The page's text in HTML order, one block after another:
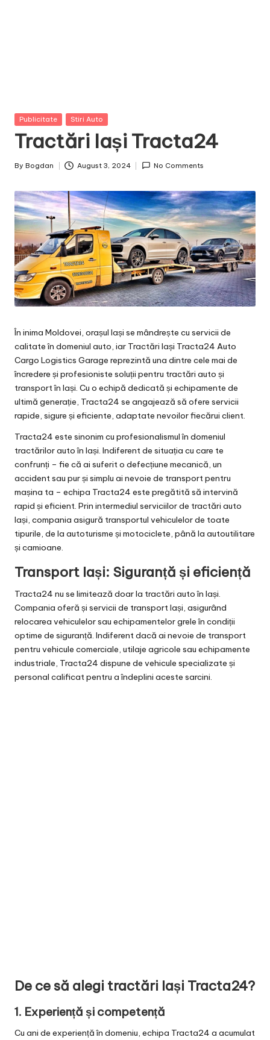
Posted
Publicitate Stiri Auto
Tractări Iași Tracta24
Posted
By Bogdan August 3, 2024 No Comments
În inima Moldovei, orașul Iași se mândrește cu servicii de
calitate în domeniul auto, iar Tractări Iași Tracta24 Auto
Cargo Logistics Garage reprezintă una dintre cele mai de
încredere și profesioniste soluții pentru tractări auto și
transport în Iași. Cu o echipă dedicată și echipamente de
ultimă generație, Tracta24 se angajează să ofere servicii
rapide, sigure și eficiente, adaptate nevoilor fiecărui client.
Tracta24 este sinonim cu profesionalismul în domeniul
tractărilor auto în Iași. Indiferent de situația cu care te
confrunți – fie că ai suferit o defecțiune mecanică, un
accident sau pur și simplu ai nevoie de transport pentru
mașina ta – echipa Tracta24 este pregătită să intervină
rapid și eficient. Prin intermediul serviciilor de tractări auto
Iași, compania asigură transportul vehiculelor de toate
tipurile, de la autoturisme și motociclete, până la autoutilitare
și camioane.
Transport Iași: Siguranță și eficiență
Tracta24 nu se limitează doar la tractări auto în Iași.
Compania oferă și servicii de transport Iași, asigurând
relocarea vehiculelor sau echipamentelor grele în condiții
optime de siguranță. Indiferent dacă ai nevoie de transport
pentru vehicule comerciale, utilaje agricole sau echipamente
industriale, Tracta24 dispune de vehicule specializate și
personal calificat pentru a îndeplini aceste sarcini.
De ce să alegi tractări Iași Tracta24?
1. Experiență și competență
Cu ani de experiență în domeniu, echipa Tracta24 a acumulat